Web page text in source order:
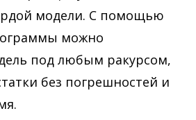
модели. С помощью
можно
под любым ракурсом,
без погрешностей и